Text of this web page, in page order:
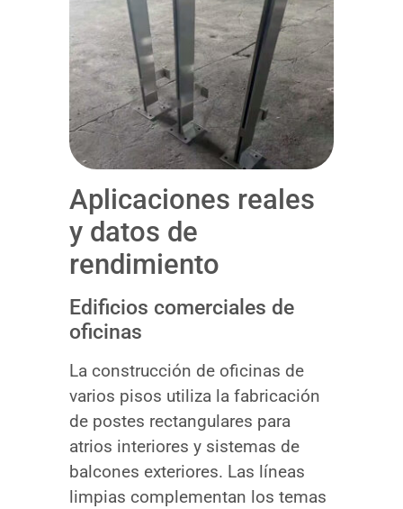
Aplicaciones reales
y datos de
rendimiento
Edificios comerciales de
oficinas
La construcción de oficinas de
varios pisos utiliza la fabricación
de postes rectangulares para
atrios interiores y sistemas de
balcones exteriores. Las líneas
limpias complementan los temas